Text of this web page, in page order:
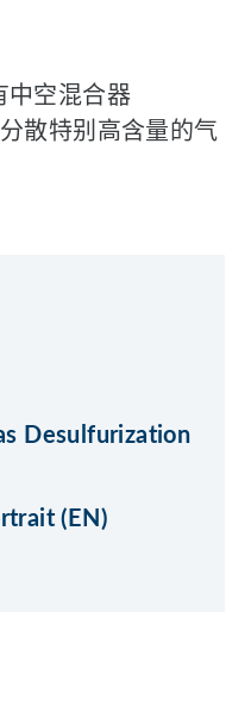
中空混合器
散特别高含量的气
Desulfurization
(EN)